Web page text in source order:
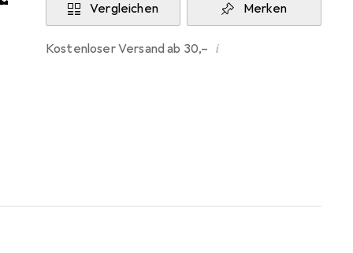
Vergleichen Merken
Kostenloser Versand ab 30,– i